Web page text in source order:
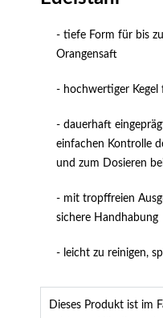
- tiefe Form für bis
Orangensaft
- hochwertiger Kegel
- dauerhaft
einfachen Kontrolle
und zum Dosieren
- mit tropffreien
sichere Handhabung
- leicht zu reinigen,
Dieses Produkt ist im